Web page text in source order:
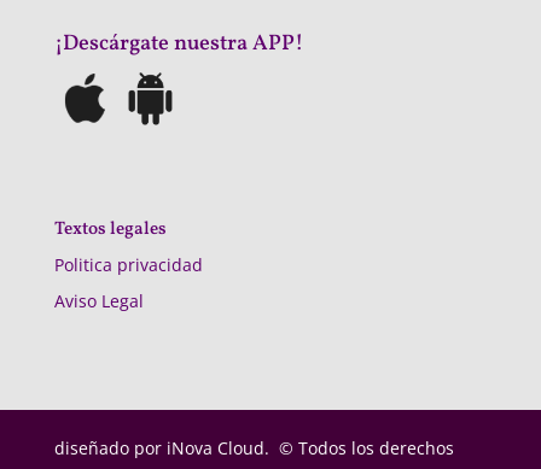
¡Descárgate nuestra APP!
Textos legales
Politica privacidad
Aviso Legal
diseñado por iNova Cloud. © Todos los derechos